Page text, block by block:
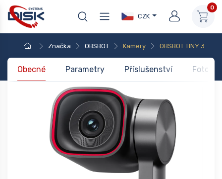
CZK
0
Značka OBSBOT Kamery OBSBOT TINY 3
Obecné Parametry Příslušenství Foto